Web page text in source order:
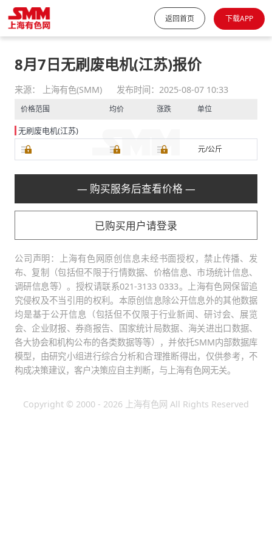
返回首页 下载APP
8月7日无刷废电机(江苏)报价
来源： 上海有色(SMM) 发布时间：2025-08-07 10:33
价格范围 均价 涨跌 单位
无刷废电机(江苏)
元/公斤
— 购买服务后查看价格 —
已购买用户请登录
公司声明：上海有色网原创信息未经书面授权，禁止传播、发
布、复制（包括但不限于行情数据、价格信息、市场统计信息、
调研信息等）。授权请联系021-3133 0333。上海有色网保留追
究侵权及不当引用的权利。本原创信息除公开信息外的其他数据
均是基于公开信息（包括但不仅限于行业新闻、研讨会、展览
会、企业财报、券商报告、国家统计局数据、海关进出口数据、
各大协会和机构公布的各类数据等等），并依托SMM内部数据库
模型，由研究小组进行综合分析和合理推断得出，仅供参考，不
构成决策建议，客户决策应自主判断，与上海有色网无关。
Copyright © 2000 - 2026 上海有色网 All Rights Reserved